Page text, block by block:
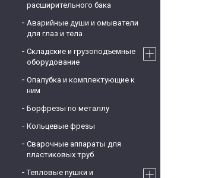
расширительного бака
Аварийные души и омыватели
для глаз и тела
Складские и грузоподъемные
оборудование
Опалубка и комплектующие к
ним
Борфрезы по металлу
Кольцевые фрезы
Сварочные аппараты для
пластиковых труб
Тепловые пушки и